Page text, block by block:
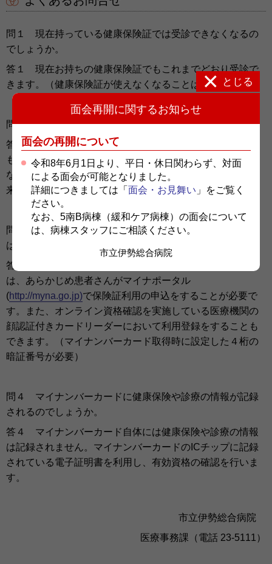
面会再開に関するお知らせ
とじる
面会の再開について
令和8年6月1日より、平日・休日関わらず、対面
による面会が可能となりました。
詳細につきましては「 面会・お見舞い 」をご覧く
ださい。
なお、5南B病棟（緩和ケア病棟）の面会について
は、病棟スタッフにご相談ください。
市立伊勢総合病院
問１ 現在持っている健康保険証では受診できなくなるの
でしょうか。
答１ 現在お持ちの健康保険証でもこれまでどおり受診で
きます。（健康保険証が使えなくなることはありません）
問２ 福祉医療費等もオンライン資格確認ができますか。
答２ マイナンバーカードを健康保険証として利用して
も、福祉医療費等、医療費助成制度の受給証や、生活保護
など各種公費の受給者証は対象となりませんので原本を従
来どおりお持ち下さい。
問３ マイナンバーカードを健康保険証として利用するに
は手続きが必要ですか。
答３ マイナンバーカードを健康保険証として利用するに
は、あらかじめ患者さんがマイナポータル
(http://myna.go.jp)で保険証利用の申込をすることが必要で
す。また、オンライン資格確認を実施している医療機関の
顔認証付きカードリーダーにおいて利用登録をすることも
できます。（マイナンバーカード取得時に設定した４桁の
暗証番号が必要）
問４ マイナンバーカードに健康保険や診療の情報が記録
されるのでしょうか。
答４ マイナンバーカード自体には健康保険や診療の情報
は記録されません。マイナンバーカードのICチップに記録
されている電子証明書を利用し、有効資格の確認を行いま
す。
市立伊勢総合病院
医療事務課（電話 23-5111）